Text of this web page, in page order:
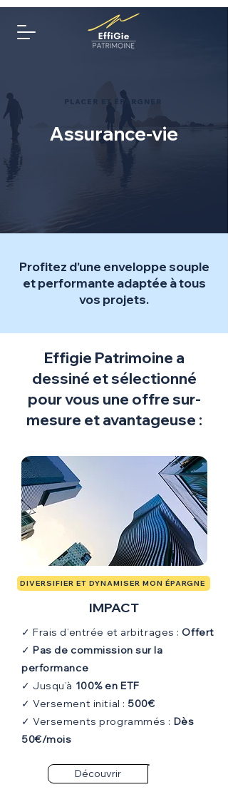
PLACER ET ÉPARGNER
Assurance-vie
Profitez d’une enveloppe souple
et performante adaptée à tous
vos projets.
Effigie Patrimoine a
dessiné et sélectionné
pour vous une offre sur-
mesure et avantageuse :
DIVERSIFIER ET DYNAMISER MON ÉPARGNE
IMPACT
✓ Frais d’entrée et arbitrages :Offert
✓Pas de commission sur la
performance
✓ Jusqu’à 100% en ETF
✓ Versement initial : 500€
✓ Versements programmés : Dès
50€/mois
Découvrir